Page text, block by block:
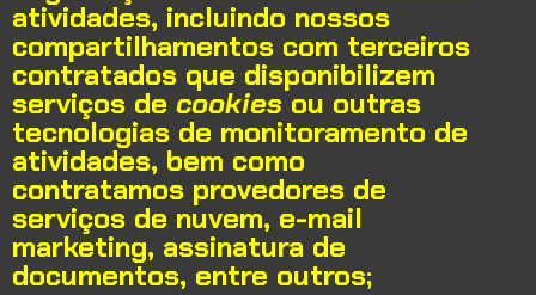
atividades, incluindo nossos
compartilhamentos com terceiros
contratados que disponibilizem
serviços de cookiesou outras
tecnologias de monitoramento de
atividades, bem como
contratamos provedores de
serviços de nuvem, e-mail
marketing, assinatura de
documentos, entre outros;